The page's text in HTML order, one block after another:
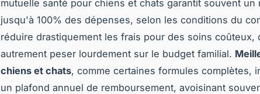
mutuelle santé pour chiens et chats garantit souvent un
jusqu'à 100% des dépenses, selon les conditions du
réduire drastiquement les frais pour des soins coûteux,
autrement peser lourdement sur le budget familial.
chiens et chats, comme certaines formules complètes,
un plafond annuel de remboursement, avoisinant